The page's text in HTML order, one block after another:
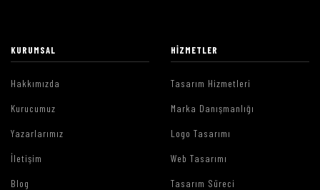
KURUMSAL
Hakkımızda
Kurucumuz
Yazarlarımız
İletişim
Blog
HIZMETLER
Tasarım Hizmetleri
Marka Danışmanlığı
Logo Tasarımı
Web Tasarımı
Tasarım Süreci